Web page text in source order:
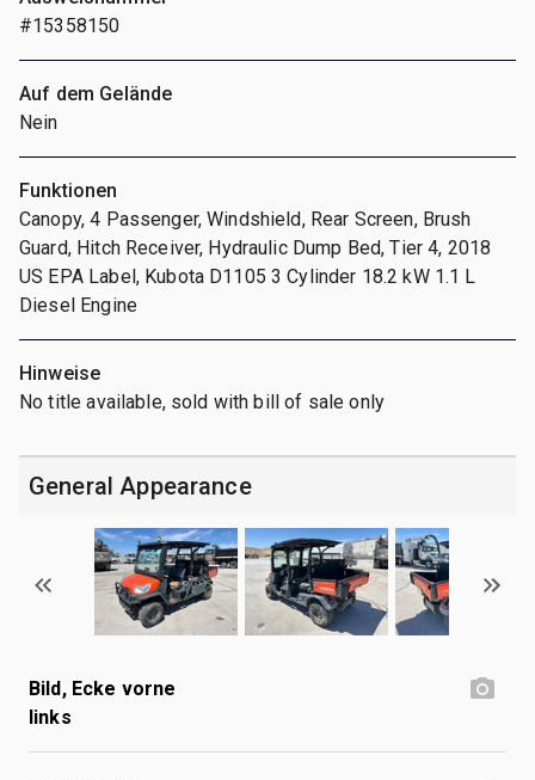
#15358150
Auf dem Gelände
Nein
Funktionen
Canopy, 4 Passenger, Windshield, Rear Screen, Brush
Guard, Hitch Receiver, Hydraulic Dump Bed, Tier 4, 2018
US EPA Label, Kubota D1105 3 Cylinder 18.2 kW 1.1 L
Diesel Engine
Hinweise
No title available, sold with bill of sale only
General Appearance
Bild, Ecke vorne
links